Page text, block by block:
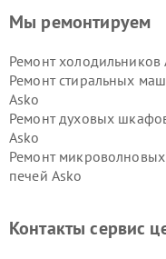
Мы ремонтируем
Ремонт холодильников
Ремонт стиральных
Asko
Ремонт духовых
Asko
Ремонт микроволновых
печей Asko
Ремонт подогревателей
Контакты сервис